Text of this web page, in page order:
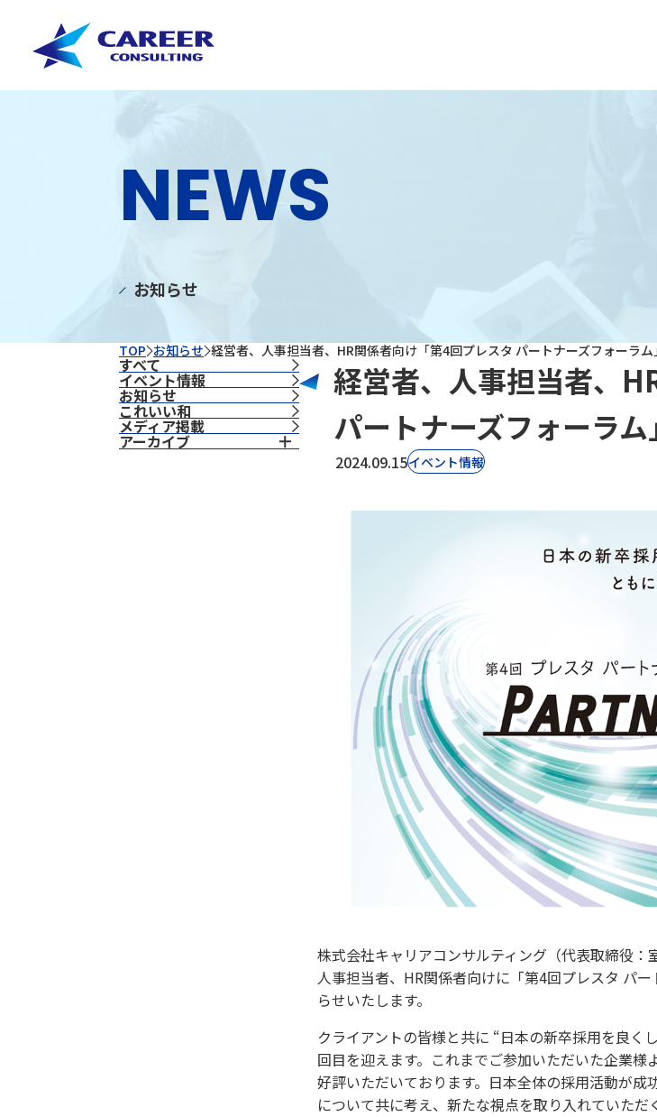
NEWS
お知らせ
TOP お知らせ 経営者、人事担当者、HR関係者向け「第4回プレスタ パートナーズフォーラ
すべて
イベント情報
お知らせ
これいい和
⁨⁩メディア掲載
アーカイブ
経営者、人事担当者、
パートナーズフォーラ
2024.09.15イベント情報
株式会社キャリアコンサルティング（代表取締役：
人事担当者、HR関係者向けに「第4回プレスタ パ
らせいたします。
クライアントの皆様と共に “日本の新卒採用を良
回目を迎えます。これまでご参加いただいた企業
好評いただいております。日本全体の採用活動が
について共に考え、新たな視点を取り入れていただ